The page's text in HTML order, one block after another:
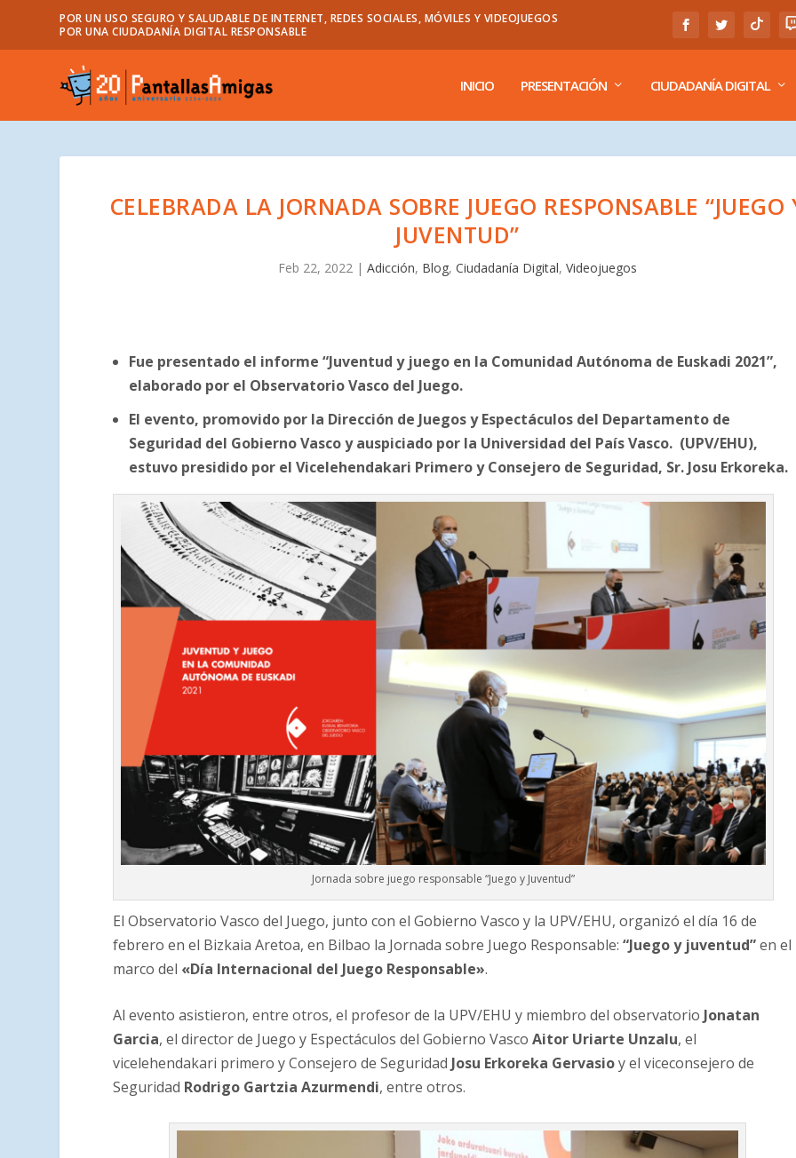
POR UN USO SEGURO Y SALUDABLE DE INTERNET, REDES SOCIALES, MÓVILES Y VIDEOJUEGOS
POR UNA CIUDADANÍA DIGITAL RESPONSABLE
INICIO PRESENTACIÓN CIUDADANÍA DIGITAL
CELEBRADA LA JORNADA SOBRE JUEGO RESPONSABLE “JUEGO
JUVENTUD”
Feb 22, 2022| Adicción, Blog, Ciudadanía Digital, Videojuegos
Fue presentado el informe “Juventud y juego en la Comunidad Autónoma de Euskadi 2021”,
elaborado por el Observatorio Vasco del Juego.
El evento, promovido por la Dirección de Juegos y Espectáculos del Departamento de
Seguridad del Gobierno Vasco y auspiciado por la Universidad del País Vasco. (UPV/EHU),
estuvo presidido por el Vicelehendakari Primero y Consejero de Seguridad, Sr. Josu Erkoreka.
Jornada sobre juego responsable “Juego y Juventud”
El Observatorio Vasco del Juego, junto con el Gobierno Vasco y la UPV/EHU, organizó el día 16 de
febrero en el Bizkaia Aretoa, en Bilbao la Jornada sobre Juego Responsable:“Juego y juventud”en el
marco del «Día Internacional del Juego Responsable».
Al evento asistieron, entre otros, el profesor de la UPV/EHU y miembro del observatorioJonatan
Garcia, el director de Juego y Espectáculos del Gobierno VascoAitor Uriarte Unzalu, el
vicelehendakari primero y Consejero de SeguridadJosu Erkoreka Gervasioy el viceconsejero de
Seguridad Rodrigo Gartzia Azurmendi, entre otros.